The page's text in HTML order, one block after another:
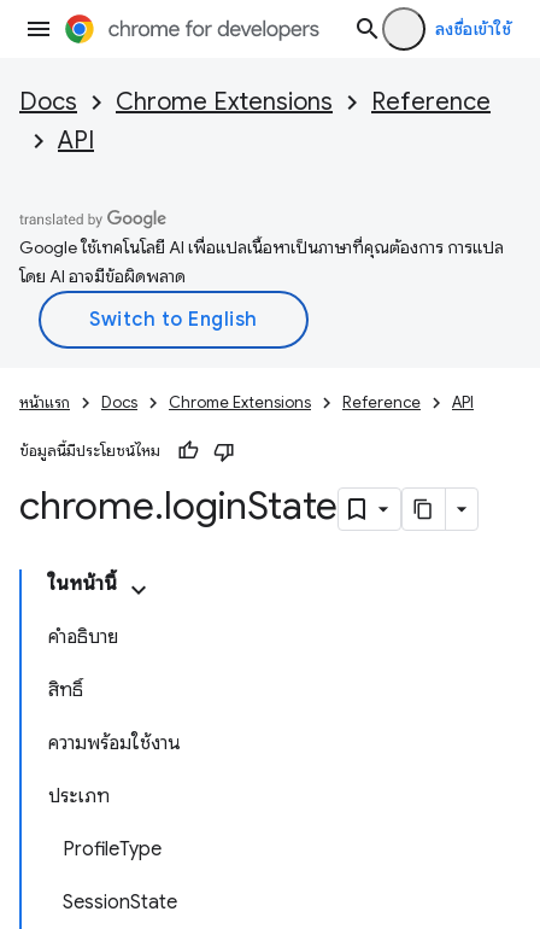
ลงชื่อเข้าใช้
Docs Chrome Extensions
Reference
API
Google ใช้เทคโนโลยี AI เพื่อแปลเนื้อหาเป็นภาษาที่คุณต้องการ การแปล
โดย AI อาจมีข้อผิดพลาด
หน้าแรก Docs Chrome Extensions Reference API
ข้อมูลนี้มีประโยชน์ไหม
chrome.loginState
ในหน้านี้
คำอธิบาย
สิทธิ์
ความพร้อมใช้งาน
ประเภท
ProfileType
SessionState